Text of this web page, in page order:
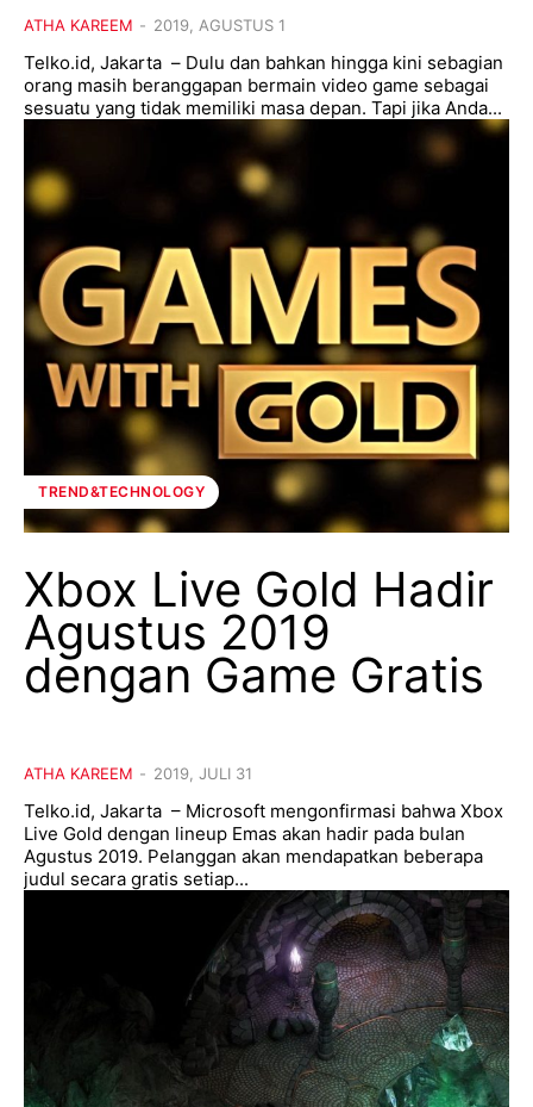
ATHA KAREEM - 2019, AGUSTUS 1
Telko.id, Jakarta – Dulu dan bahkan hingga kini sebagian
orang masih beranggapan bermain video game sebagai
sesuatu yang tidak memiliki masa depan. Tapi jika Anda...
TREND&TECHNOLOGY
Xbox Live Gold Hadir
Agustus 2019
dengan Game Gratis
ATHA KAREEM - 2019, JULI 31
Telko.id, Jakarta – Microsoft mengonfirmasi bahwa Xbox
Live Gold dengan lineup Emas akan hadir pada bulan
Agustus 2019. Pelanggan akan mendapatkan beberapa
judul secara gratis setiap...